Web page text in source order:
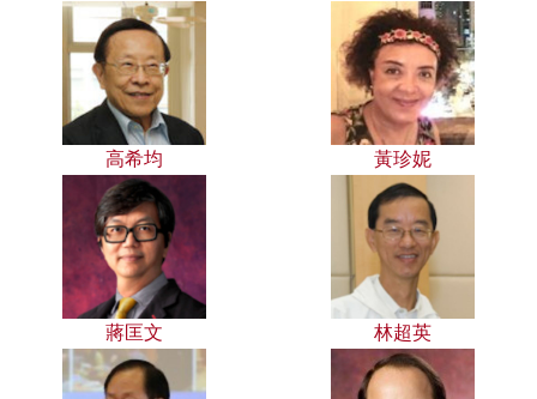
高希均 黃珍妮
蔣匡文 林超英